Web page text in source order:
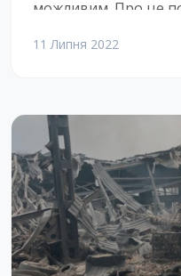
можливим. Про це
11 Липня 2022